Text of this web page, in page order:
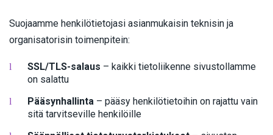
Suojaamme henkilötietojasi asianmukaisin teknisin ja
organisatorisin toimenpitein:
SSL/TLS-salaus – kaikki tietoliikenne sivustollamme
on salattu
Pääsynhallinta – pääsy henkilötietoihin on rajattu vain
sitä tarvitseville henkilöille